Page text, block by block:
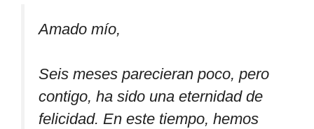
Amado mío,
Seis meses parecieran poco, pero
contigo, ha sido una eternidad de
felicidad. En este tiempo, hemos